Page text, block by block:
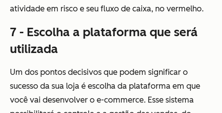
atividade em risco e seu fluxo de caixa, no vermelho.
7 - Escolha a plataforma que será
utilizada
Um dos pontos decisivos que podem significar o
sucesso da sua loja é escolha da plataforma em que
você vai desenvolver o e-commerce. Esse sistema